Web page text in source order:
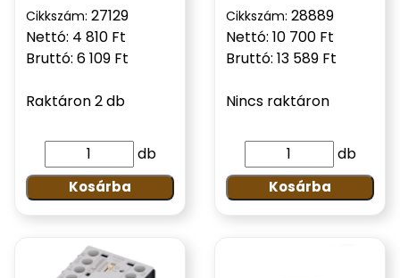
Cikkszám: 27129
Nettó: 4 810 Ft
Bruttó: 6 109 Ft
Raktáron 2 db
db
Kosárba
Cikkszám: 28889
Nettó: 10 700 Ft
Bruttó: 13 589 Ft
Nincs raktáron
db
Kosárba